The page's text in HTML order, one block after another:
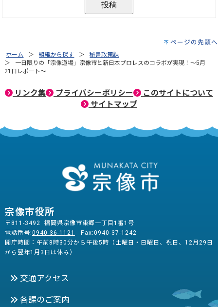
ページの先頭へ
ホーム 組織から探す
秘書政策課
一日限りの「宗像道場」宗像市と新日本プロレスのコラボが実現！～5月
21日レポート～
リンク集 プライバシーポリシー
このサイトについて
サイトマップ
宗像市役所
〒811-3492 福岡県宗像市東郷一丁目1番1号
電話番号:0940-36-1121
Fax:0940-37-1242
開庁時間：午前8時30分から午後5時（土曜日・日曜日、祝日、12月29日
から翌年1月3日は休み）
交通アクセス
各課のご案内